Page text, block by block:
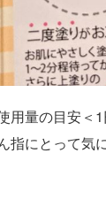
用量の目安＜
指にとって気